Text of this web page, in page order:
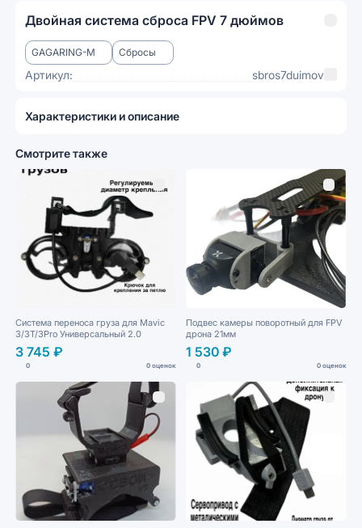
Двойная система сброса FPV 7 дюймов
GAGARING-M Сбросы
Артикул: sbros7duimov
Характеристики и описание
Смотрите также
Система переноса груза для Mavic
3/3T/3Pro Универсальный 2.0
3 745 ₽
0 0 оценок
Подвес камеры поворотный для FPV
дрона 21мм
1 530 ₽
0 0 оценок